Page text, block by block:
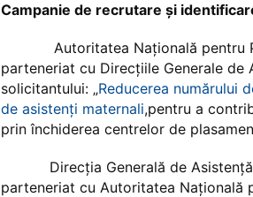
Campanie de recrutare și
Autoritatea Națională pentru
parteneriat cu Direcțiile Generale
solicitantului: „Reducerea numărului
de asistenți maternali,pentru a
prin închiderea centrelor de
Direcţia Generală de Asistenţă
parteneriat cu Autoritatea